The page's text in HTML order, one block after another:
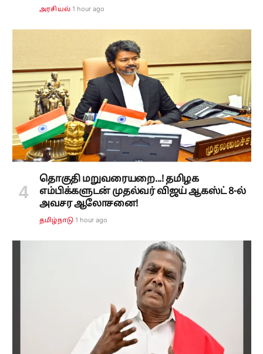
அரசியல் 1 hour ago
தொகுதி மறுவரையறை...! தமிழக
எம்பிக்களுடன் முதல்வர் விஜய் ஆகஸ்ட் 8-ல்
அவசர ஆலோசனை!
தமிழ்நாடு 1 hour ago